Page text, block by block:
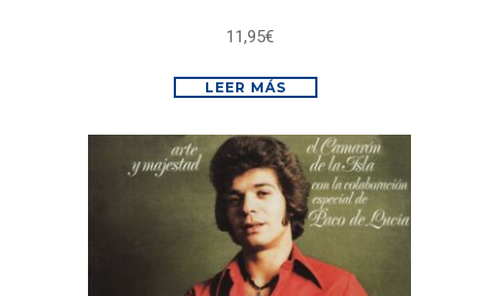
11,95€
LEER MÁS